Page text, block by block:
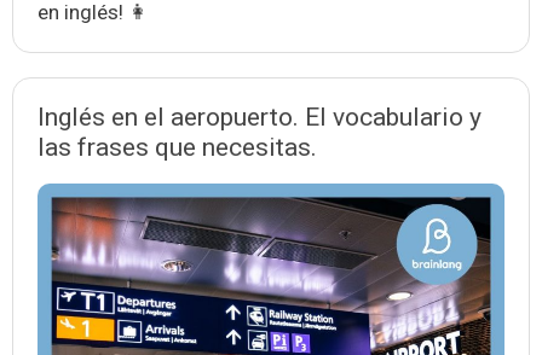
en inglés! 👩
Inglés en el aeropuerto. El vocabulario y
las frases que necesitas.